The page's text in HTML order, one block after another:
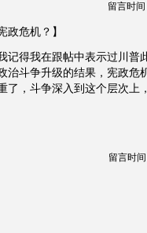
留言时间
政危机？】
记得我在跟帖中表示过川普
治斗争升级的结果，宪政危
了，斗争深入到这个层次上
留言时间